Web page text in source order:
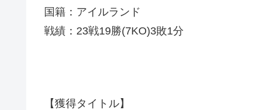
国籍：アイルランド
戦績：23戦19勝(7KO)3敗1分
【獲得タイトル】